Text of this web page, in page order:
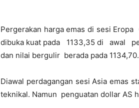
Pergerakan harga emas di sesi
dibuka kuat pada 1133,35 di awal
dan nilai bergulir berada pada 1134,70.
Diawal perdagangan sesi Asia emas
teknikal. Namun penguatan dollar AS